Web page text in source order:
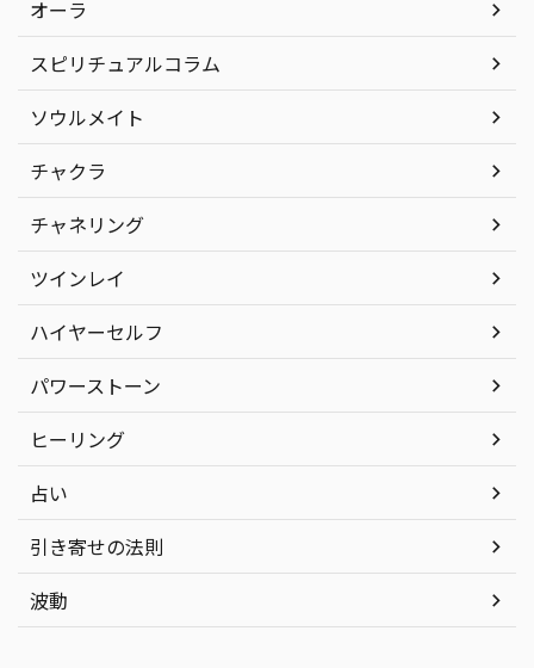
オーラ
スピリチュアルコラム
ソウルメイト
チャクラ
チャネリング
ツインレイ
ハイヤーセルフ
パワーストーン
ヒーリング
占い
引き寄せの法則
波動